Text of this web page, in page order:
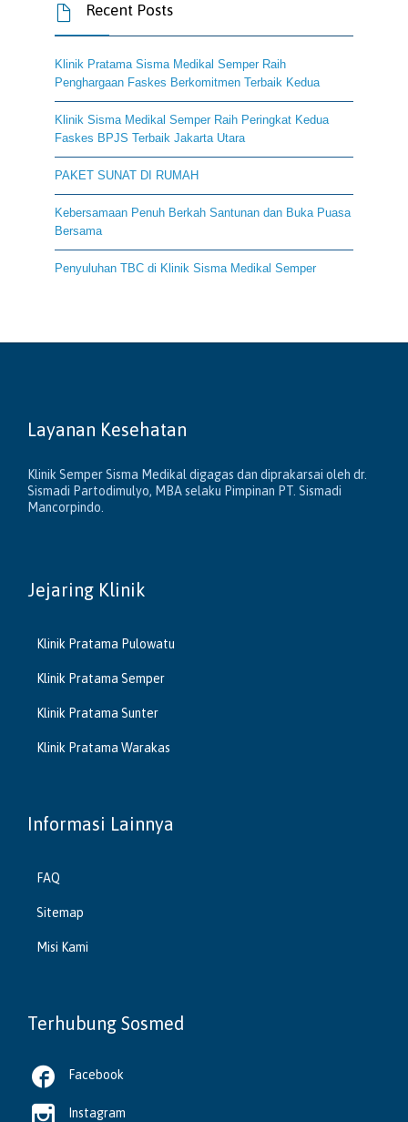
 Recent Posts
Klinik Pratama Sisma Medikal Semper Raih
Penghargaan Faskes Berkomitmen Terbaik Kedua
Klinik Sisma Medikal Semper Raih Peringkat Kedua
Faskes BPJS Terbaik Jakarta Utara
PAKET SUNAT DI RUMAH
Kebersamaan Penuh Berkah Santunan dan Buka Puasa
Bersama
Penyuluhan TBC di Klinik Sisma Medikal Semper
Layanan Kesehatan
Klinik Semper Sisma Medikal digagas dan diprakarsai oleh dr.
Sismadi Partodimulyo, MBA selaku Pimpinan PT. Sismadi
Mancorpindo.
Jejaring Klinik
Klinik Pratama Pulowatu
Klinik Pratama Semper
Klinik Pratama Sunter
Klinik Pratama Warakas
Informasi Lainnya
FAQ
Sitemap
Misi Kami
Terhubung Sosmed
 Facebook
 Instagram